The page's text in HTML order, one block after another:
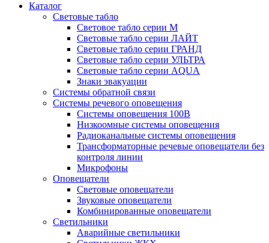
Каталог
Световые табло
Световое табло серии М
Световые табло серии ЛАЙТ
Световые табло серии ГРАНД
Световые табло серии УЛЬТРА
Световые табло серии AQUA
Знаки эвакуации
Системы обратной связи
Системы речевого оповещения
Системы оповещения 100В
Низкоомные системы оповещения
Радиоканальные системы оповещения
Трансформаторные речевые оповещатели без
контроля линии
Микрофоны
Оповещатели
Световые оповещатели
Звуковые оповещатели
Комбинированные оповещатели
Светильники
Аварийные светильники